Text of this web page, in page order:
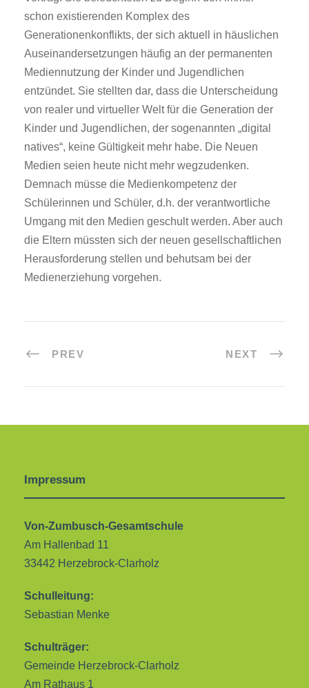
schon existierenden Komplex des
Generationenkonflikts, der sich aktuell in häuslichen
Auseinandersetzungen häufig an der permanenten
Mediennutzung der Kinder und Jugendlichen
entzündet. Sie stellten dar, dass die Unterscheidung
von realer und virtueller Welt für die Generation der
Kinder und Jugendlichen, der sogenannten „digital
natives“, keine Gültigkeit mehr habe. Die Neuen
Medien seien heute nicht mehr wegzudenken.
Demnach müsse die Medienkompetenz der
Schülerinnen und Schüler, d.h. der verantwortliche
Umgang mit den Medien geschult werden. Aber auch
die Eltern müssten sich der neuen gesellschaftlichen
Herausforderung stellen und behutsam bei der
Medienerziehung vorgehen.
PREV NEXT
Impressum
Von-Zumbusch-Gesamtschule
Am Hallenbad 11
33442 Herzebrock-Clarholz
Schulleitung:
Sebastian Menke
Schulträger:
Gemeinde Herzebrock-Clarholz
Am Rathaus 1